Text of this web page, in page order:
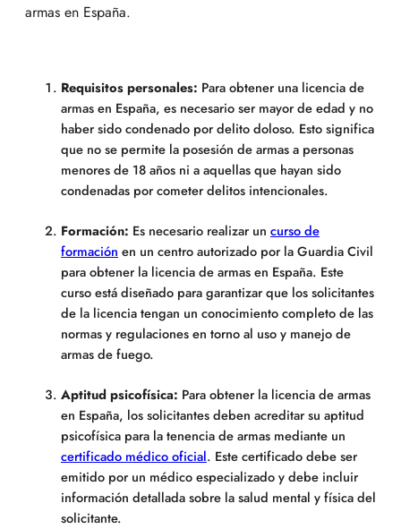
armas en España.
Requisitos personales: Para obtener una licencia de
armas en España, es necesario ser mayor de edad y no
haber sido condenado por delito doloso. Esto significa
que no se permite la posesión de armas a personas
menores de 18 años ni a aquellas que hayan sido
condenadas por cometer delitos intencionales.
Formación: Es necesario realizar un curso de
formación en un centro autorizado por la Guardia Civil
para obtener la licencia de armas en España. Este
curso está diseñado para garantizar que los solicitantes
de la licencia tengan un conocimiento completo de las
normas y regulaciones en torno al uso y manejo de
armas de fuego.
Aptitud psicofísica: Para obtener la licencia de armas
en España, los solicitantes deben acreditar su aptitud
psicofísica para la tenencia de armas mediante un
certificado médico oficial. Este certificado debe ser
emitido por un médico especializado y debe incluir
información detallada sobre la salud mental y física del
solicitante.